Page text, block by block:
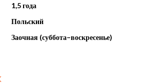
1,5 года
Польский
Заочная (суббота–воскресенье)